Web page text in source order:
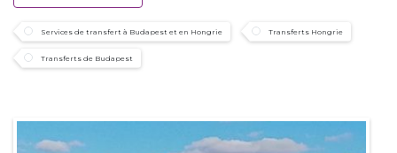
Services de transfert à Budapest et en Hongrie Transferts Hongrie
Transferts de Budapest